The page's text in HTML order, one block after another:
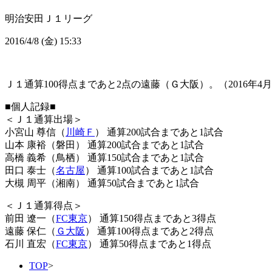
明治安田Ｊ１リーグ
2016/4/8 (金) 15:33
Ｊ１通算100得点まであと2点の遠藤（Ｇ大阪）。（2016年4月
■個人記録■
＜Ｊ１通算出場＞
小宮山 尊信（ 川崎Ｆ ） 通算200試合まであと1試合
山本 康裕（磐田） 通算200試合まであと1試合
高橋 義希（鳥栖） 通算150試合まであと1試合
田口 泰士（名古屋） 通算100試合まであと1試合
大槻 周平（湘南） 通算50試合まであと1試合
＜Ｊ１通算得点＞
前田 遼一（FC東京） 通算150得点まであと3得点
遠藤 保仁（ Ｇ大阪 ） 通算100得点まであと2得点
石川 直宏（FC東京） 通算50得点まであと1得点
TOP>